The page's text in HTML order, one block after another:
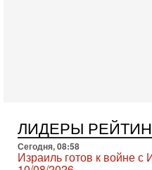
Ситуация вокруг призыва
достигла точки кипения.
освобождающий
3-08-2026, 17:18
ЛИДЕРЫ
Сегодня, 08:58
Израиль готов к войне